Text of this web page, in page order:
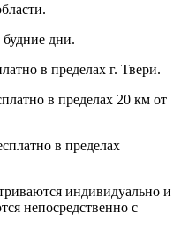
будние дни.
в пределах г. Твери.
в пределах 20 км от
в пределах
индивидуально и
непосредственно с